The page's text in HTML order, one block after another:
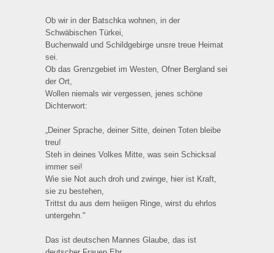
Ob wir in der Batschka wohnen, in der
Schwäbischen Türkei,
Buchenwald und Schildgebirge unsre treue Heimat
sei.
Ob das Grenzgebiet im Westen, Ofner Bergland sei
der Ort,
Wollen niemals wir vergessen, jenes schöne
Dichterwort:
„Deiner Sprache, deiner Sitte, deinen Toten bleibe
treu!
Steh in deines Volkes Mitte, was sein Schicksal
immer sei!
Wie sie Not auch droh und zwinge, hier ist Kraft,
sie zu bestehen,
Trittst du aus dem heiigen Ringe, wirst du ehrlos
untergehn."
Das ist deutschen Mannes Glaube, das ist